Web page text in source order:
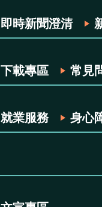
即時新聞澄清
下載專區 常見
就業服務 身心